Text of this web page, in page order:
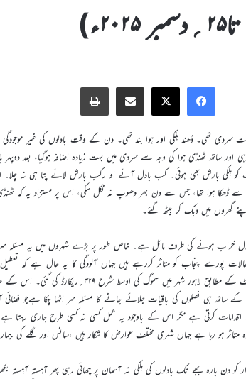
Facebook
X
Share via Email
Print
بہت سردی تھی۔ دُھند ہلکی اور ہوا بند تھی۔ دن کے وقت بادلوں کی غیر
اور ساتھ ٹھنڈی ہوا کی وجہ سے سردی میں بہت زیادہ اضافہ ہوگیا، بعد
کو ہلکی بارش بھی ہوئی۔ کب بادل آئے او رکب بارش لائے پتا ہی نہ چلا۔
سے ڈھکا ہوا تھا، جس سے دن بھر دھوپ نہ نکل سکی، اس پر مستزاد یہ کہ
گھروں میں دبک کر بیٹھ گئے۔
خراب ہونے کی طرف مائل ہے۔ خاص طور پر بڑے شہروں میں یہ مسئلہ
پورے پنجاب کو متاثر کررہے ہیں جہاں آلودگی کا یہ حال ہے کہ
شہروں میں دوسرے نمبر پر رہا۔ ماحولیاتی ویب سائٹ کے مطابق
ساتھ ہی فصلوں کی باقیات جلائے جانے کا مسئلہ سر اٹھا چکا ہےجو
کرتی ہے مگر اس کے باوجود یہ عمل کسی نہ کسی طرح جاری رہتا ہے
ہو رہا ہے جہاں شہری مختلف عوارض کا شکار ہیں ،سانس اور گلے کی
بارہ بجے تک بادلوں کی ہلکی تہ آسمان پر چھائی رہی پھر آہستہ آہستہ بکھر